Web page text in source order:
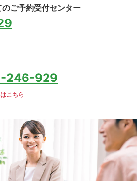
のご予約受付センター
246-929
こちら